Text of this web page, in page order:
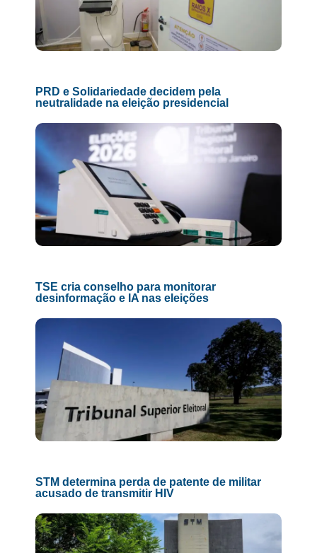
PRD e Solidariedade decidem pela
neutralidade na eleição presidencial
TSE cria conselho para monitorar
desinformação e IA nas eleições
STM determina perda de patente de militar
acusado de transmitir HIV